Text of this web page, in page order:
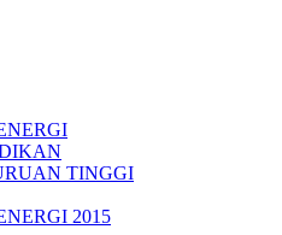
TINGGI
2015